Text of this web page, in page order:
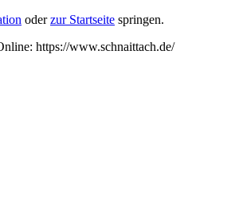
oderzur Startseite springen.
https://www.schnaittach.de/